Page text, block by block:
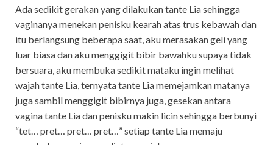
Ada sedikit gerakan yang dilakukan tante Lia sehingga
vaginanya menekan penisku kearah atas trus kebawah dan
itu berlangsung beberapa saat, aku merasakan geli yang
luar biasa dan aku menggigit bibir bawahku supaya tidak
bersuara, aku membuka sedikit mataku ingin melihat
wajah tante Lia, ternyata tante Lia memejamkan matanya
juga sambil menggigit bibirnya juga, gesekan antara
vagina tante Lia dan penisku makin licin sehingga berbunyi
“tet… pret… pret… pret…” setiap tante Lia memaju